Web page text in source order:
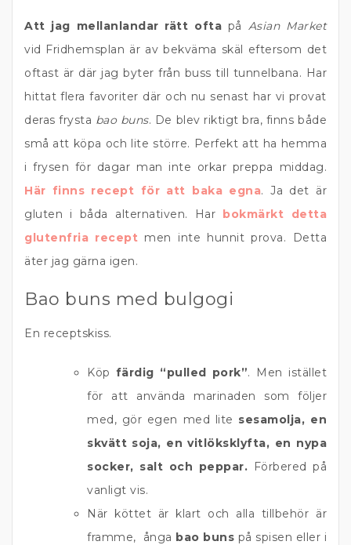
Att jag mellanlandar rätt ofta på Asian Market
vid Fridhemsplan är av bekväma skäl eftersom det
oftast är där jag byter från buss till tunnelbana. Har
hittat flera favoriter där och nu senast har vi provat
deras frysta bao buns. De blev riktigt bra, finns både
små att köpa och lite större. Perfekt att ha hemma
i frysen för dagar man inte orkar preppa middag.
Här finns recept för att baka egna. Ja det är
gluten i båda alternativen. Har bokmärkt detta
glutenfria recept men inte hunnit prova. Detta
äter jag gärna igen.
Bao buns med bulgogi
En receptskiss.
Köp färdig “pulled pork”. Men istället
för att använda marinaden som följer
med, gör egen med lite sesamolja, en
skvätt soja, en vitlöksklyfta, en nypa
socker, salt och peppar. Förbered på
vanligt vis.
När köttet är klart och alla tillbehör är
framme, ånga bao buns på spisen eller i